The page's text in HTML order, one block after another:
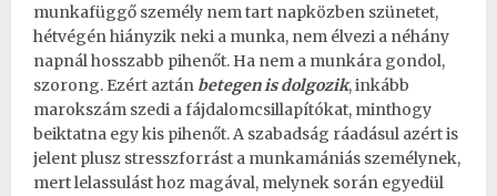
munkafüggő személy nem tart napközben szünetet,
hétvégén hiányzik neki a munka, nem élvezi a néhány
napnál hosszabb pihenőt. Ha nem a munkára gondol,
szorong. Ezért aztán betegen is dolgozik, inkább
marokszám szedi a fájdalomcsillapítókat, minthogy
beiktatna egy kis pihenőt. A szabadság ráadásul azért is
jelent plusz stresszforrást a munkamániás személynek,
mert lelassulást hoz magával, melynek során egyedül